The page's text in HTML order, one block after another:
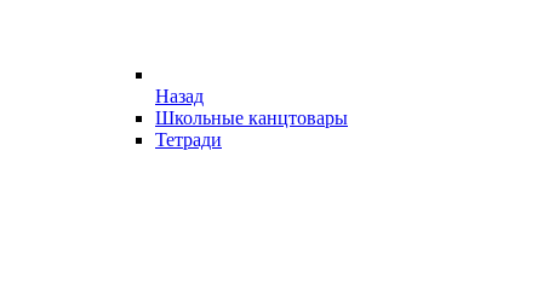
Назад
Школьные канцтовары
Тетради